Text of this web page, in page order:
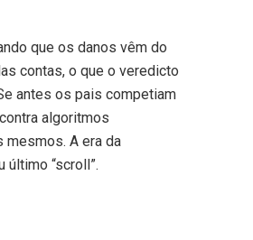
que os danos vêm do
contas, o que o veredicto
antes os pais competiam
algoritmos
A era da
“scroll”.